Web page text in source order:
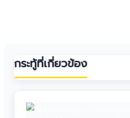
กระทู้ที่เกี่ยวข้อง